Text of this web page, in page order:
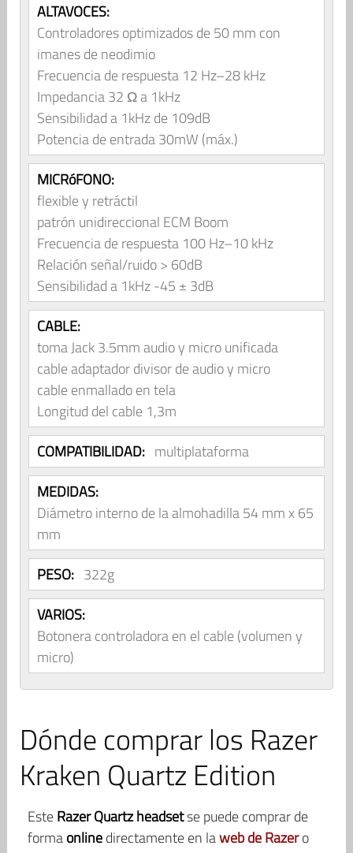
ALTAVOCES:
Controladores optimizados de 50 mm con
imanes de neodimio
Frecuencia de respuesta 12 Hz–28 kHz
Impedancia 32 Ω a 1kHz
Sensibilidad a 1kHz de 109dB
Potencia de entrada 30mW (máx.)
MICRóFONO:
flexible y retráctil
patrón unidireccional ECM Boom
Frecuencia de respuesta 100 Hz–10 kHz
Relación señal/ruido > 60dB
Sensibilidad a 1kHz -45 ± 3dB
CABLE:
toma Jack 3.5mm audio y micro unificada
cable adaptador divisor de audio y micro
cable enmallado en tela
Longitud del cable 1,3m
COMPATIBILIDAD: multiplataforma
MEDIDAS:
Diámetro interno de la almohadilla 54 mm x 65
mm
PESO: 322g
VARIOS:
Botonera controladora en el cable (volumen y
micro)
Dónde comprar los Razer
Kraken Quartz Edition
EsteRazer Quartz headsetse puede comprar de
formaonlinedirectamente en laweb de Razero